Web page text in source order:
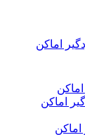
اماکن
اماکن
اماکن